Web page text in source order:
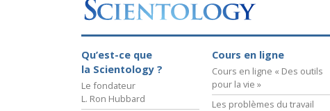
Qu’est-ce que la grandeur ?
Qu’est-ce que
la Scientology ?
Le fondateur
L. Ron Hubbard
Cours en ligne
Cours en ligne « Des outils
pour la vie »
Les problèmes du travail